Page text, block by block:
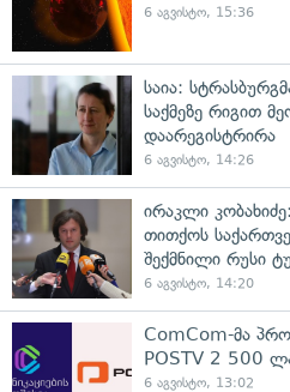
6 აგვისტო, 15:36
საია:
საქმეზე რიგით
დაარეგისტრირა
6 აგვისტო, 14:26
ირაკლი
თითქოს
შექმნილი რუსი
6 აგვისტო, 14:20
ComCom-მა
POSTV 2 500
6 აგვისტო, 13:02